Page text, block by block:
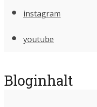
instagram
youtube
Bloginhalt